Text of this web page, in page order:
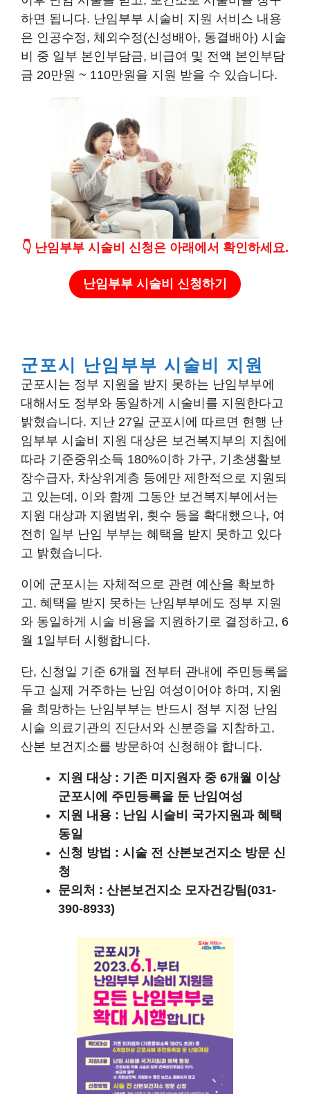
하면 됩니다. 난임부부 시술비 지원 서비스 내용
은 인공수정, 체외수정(신성배아, 동결배아) 시술
비 중 일부 본인부담금, 비급여 및 전액 본인부담
금 20만원 ~ 110만원을 지원 받을 수 있습니다.
👇 난임부부 시술비 신청은 아래에서 확인하세요.
난임부부 시술비 신청하기
군포시 난임부부 시술비 지원
군포시는 정부 지원을 받지 못하는 난임부부에
대해서도 정부와 동일하게 시술비를 지원한다고
밝혔습니다. 지난 27일 군포시에 따르면 현행 난
임부부 시술비 지원 대상은 보건복지부의 지침에
따라 기준중위소득 180%이하 가구, 기초생활보
장수급자, 차상위계층 등에만 제한적으로 지원되
고 있는데, 이와 함께 그동안 보건복지부에서는
지원 대상과 지원범위, 횟수 등을 확대했으나, 여
전히 일부 난임 부부는 혜택을 받지 못하고 있다
고 밝혔습니다.
이에 군포시는 자체적으로 관련 예산을 확보하
고, 혜택을 받지 못하는 난임부부에도 정부 지원
와 동일하게 시술 비용을 지원하기로 결정하고, 6
월 1일부터 시행합니다.
단, 신청일 기준 6개월 전부터 관내에 주민등록을
두고 실제 거주하는 난임 여성이어야 하며, 지원
을 희망하는 난임부부는 반드시 정부 지정 난임
시술 의료기관의 진단서와 신분증을 지참하고,
산본 보건지소를 방문하여 신청해야 합니다.
지원 대상 : 기존 미지원자 중 6개월 이상
군포시에 주민등록을 둔 난임여성
지원 내용 : 난임 시술비 국가지원과 혜택
동일
신청 방법 : 시술 전 산본보건지소 방문 신
청
문의처 : 산본보건지소 모자건강팀(031-
390-8933)